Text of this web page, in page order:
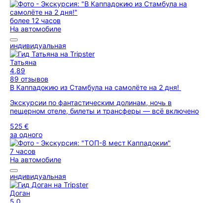
более 12 часов
На автомобиле
индивидуальная
Татьяна
4,89
89 отзывов
В Каппадокию из Стамбула на самолёте на 2 дня!
Экскурсии по фантастическим долинам, ночь в
пещерном отеле, билеты и трансферы — всё включено
525 €
за одного
7 часов
На автомобиле
индивидуальная
Доган
5,0